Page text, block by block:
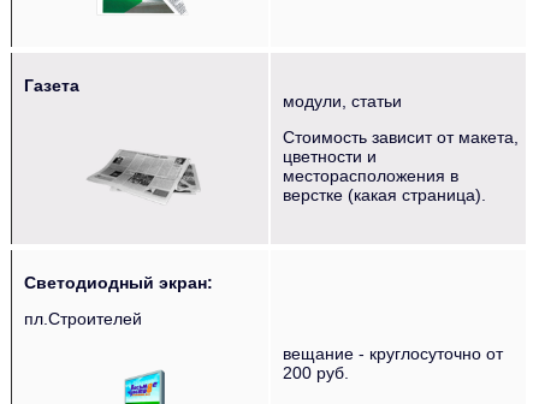
Газета
модули, статьи
Стоимость зависит от макета,
цветности и
месторасположения в
верстке (какая страница).
Светодиодный экран:
пл.Строителей
вещание - круглосуточно от
200 руб.